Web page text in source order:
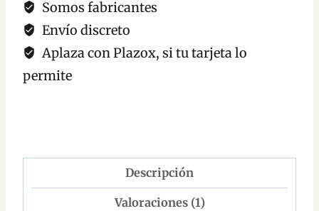
Somos fabricantes
Envío discreto
Aplaza con Plazox, si tu tarjeta lo
permite
Descripción
Valoraciones (1)